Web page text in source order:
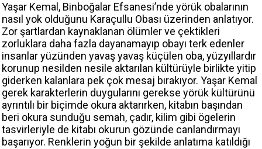
Yaşar Kemal, Binboğalar Efsanesi’nde yörük obalarının
nasıl yok olduğunu Karaçullu Obası üzerinden anlatıyor.
Zor şartlardan kaynaklanan ölümler ve çektikleri
zorluklara daha fazla dayanamayıp obayı terk edenler
insanlar yüzünden yavaş yavaş küçülen oba, yüzyıllardır
korunup nesilden nesile aktarılan kültürüyle birlikte yitip
giderken kalanlara pek çok mesaj bırakıyor. Yaşar Kemal
gerek karakterlerin duygularını gerekse yörük kültürünü
ayrıntılı bir biçimde okura aktarırken, kitabın başından
beri okura sunduğu semah, çadır, kilim gibi ögelerin
tasvirleriyle de kitabı okurun gözünde canlandırmayı
başarıyor. Renklerin yoğun bir şekilde anlatıma katıldığı